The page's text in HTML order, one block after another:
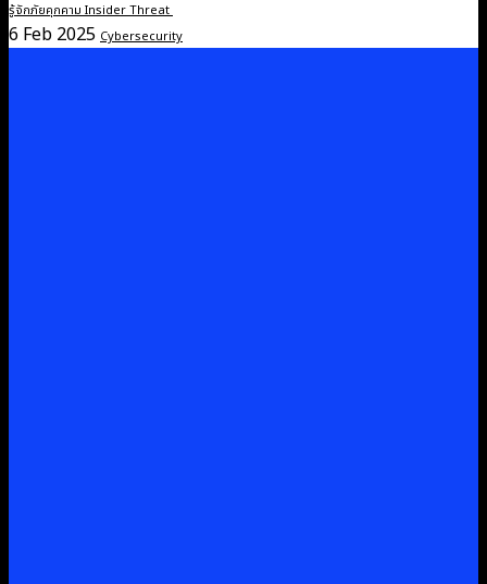
รู้จักภัยคุกคาม Insider Threat
6 Feb 2025 Cybersecurity